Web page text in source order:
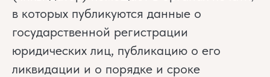
в которых публикуются данные о
государственной регистрации
юридических лиц, публикацию о его
ликвидации и о порядке и сроке